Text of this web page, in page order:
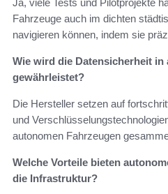
Ja, viele Tests und Pilotprojekte
Fahrzeuge auch im dichten
navigieren können, indem sie
Wie wird die Datensicherheit in
gewährleistet?
Die Hersteller setzen auf
und
autonomen Fahrzeugen
Welche Vorteile bieten
die Infrastruktur?